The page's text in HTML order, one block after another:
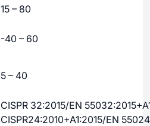
15 – 80
-40 – 60
5 – 40
CISPR 32:2015/EN
CISPR24:2010+A1:2015/EN